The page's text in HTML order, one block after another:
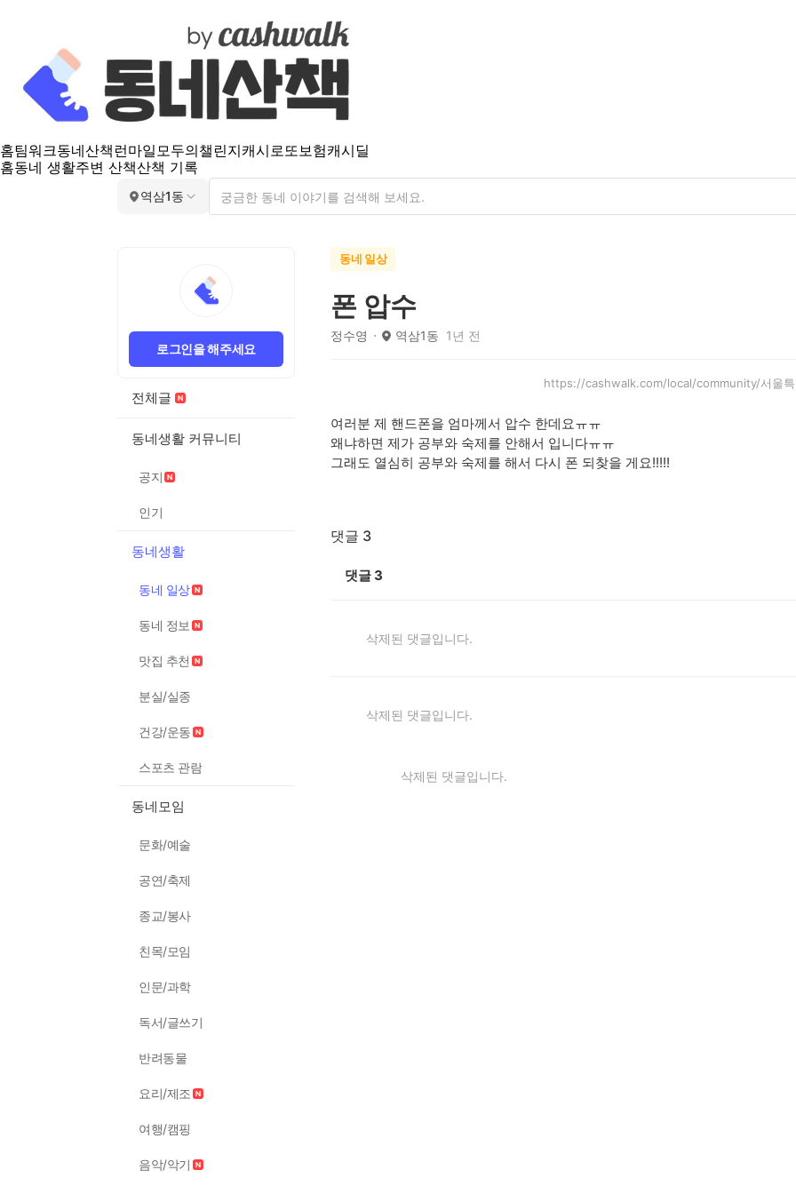
홈팀워크동네산책 런마일모두의챌린지캐시로또보험캐시딜
홈동네 생활주변 산책산책 기록
역삼1동
로그인을 해주세요
전체글
동네생활 커뮤니티
공지
인기
동네생활
동네 일상
동네 정보
맛집 추천
분실/실종
건강/운동
스포츠 관람
동네모임
문화/예술
공연/축제
종교/봉사
친목/모임
인문/과학
독서/글쓰기
반려동물
요리/제조
여행/캠핑
음악/악기
동네 일상
폰 압수
정수영 역삼1동 1년 전
https://cashwalk.com/local/community/서울
여러분 제 핸드폰을 엄마께서 압수 한데요ㅠㅠ
왜냐하면 제가 공부와 숙제를 안해서 입니다ㅠㅠ
그래도 열심히 공부와 숙제를 해서 다시 폰 되찾을 게요!!!!!
댓글 3
댓글 3
삭제된 댓글입니다.
삭제된 댓글입니다.
삭제된 댓글입니다.